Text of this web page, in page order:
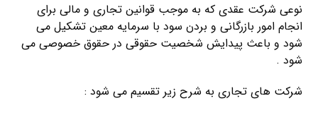
نوعی شرکت عقدی که به موجب قوانین تجاری و مالی برای
انجام امور بازرگانی و بردن سود با سرمایه معین تشکیل می
شود و باعث پیدایش شخصیت حقوقی در حقوق خصوصی می
شود .
شرکت های تجاری به شرح زیر تقسیم می شود :